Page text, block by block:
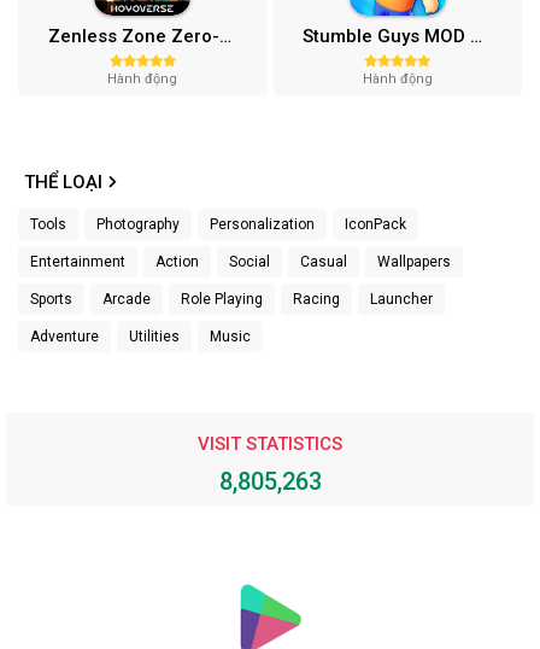
Zenless Zone Zero-Gamota Mod APK 1.0.0
Hành động
Stumble Guys MOD APK (Unlocked All, Mega Menu) v0.74.1
Hành động
THỂ LOẠI
Tools Photography Personalization IconPack
Entertainment Action Social Casual Wallpapers
Sports Arcade Role Playing Racing Launcher
Adventure Utilities Music
VISIT STATISTICS
8,805,263